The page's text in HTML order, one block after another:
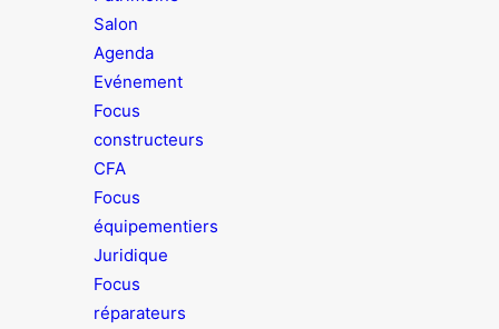
Salon
Agenda
Evénement
Focus
constructeurs
CFA
Focus
équipementiers
Juridique
Focus
réparateurs